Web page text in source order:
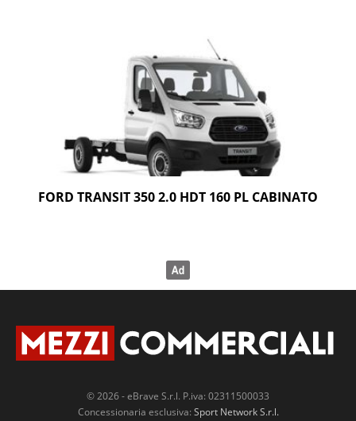
FORD TRANSIT 350 2.0 HDT 160 PL CABINATO
© 2026 - eBrave S.r.l. P.iva: 02311500033
Concessionaria esclusiva: Sport Network S.r.l.